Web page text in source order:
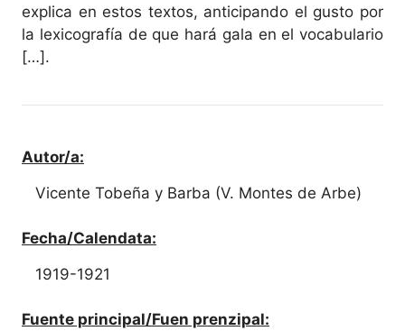
explica en estos textos, anticipando el gusto por
la lexicografía de que hará gala en el vocabulario
[…].
Autor/a:
Vicente Tobeña y Barba (V. Montes de Arbe)
Fecha/Calendata:
1919-1921
Fuente principal/Fuen prenzipal: